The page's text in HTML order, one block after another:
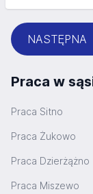
NASTĘPNA
Praca w
Praca Sitno
Praca Żukowo
Praca Dzierżążno
Praca Miszewo